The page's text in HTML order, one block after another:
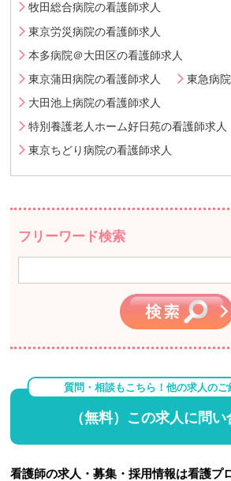
牧田総合病院の看護師求人
東京労災病院の看護師求人
本多病院＠大田区の看護師求人
東京蒲田病院の看護師求人
東急病
大田池上病院の看護師求人
特別養護老人ホーム好日苑の看護師求人
東京ちどり病院の看護師求人
フリーワード検索
質問・相談もこちら！他の求人のご
（無料）この求人に問
看護師の求人・募集・採用情報は看護プ